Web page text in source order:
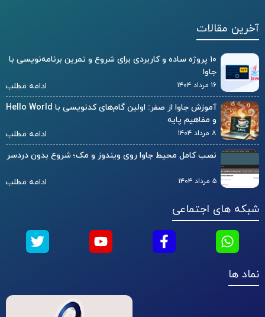
آخرین مقالات
۱۰ پروژه ساده و کاربردی برای شروع و تمرین برنامه‌نویسی با
جاوا
۱۶ مرداد ۱۴۰۴
ادامه مطلب
آموزش جاوا از صفر: اولین گام‌های کدنویسی با Hello World
و مفاهیم پایه
۸ مرداد ۱۴۰۴
ادامه مطلب
نصب کامل محیط جاوا روی ویندوز و مک؛ شروع بدون دردسر
۵ مرداد ۱۴۰۴ ادامه مطلب
شبکه های اجتماعی
نماد ها